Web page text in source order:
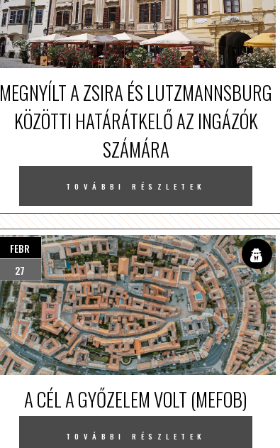
MEGNYÍLT A ZSIRA ÉS LUTZMANNSBURG
KÖZÖTTI HATÁRÁTKELŐ AZ INGÁZÓK
SZÁMÁRA
TOVÁBBI RÉSZLETEK
FEBR
27
A CÉL A GYŐZELEM VOLT (MEFOB)
TOVÁBBI RÉSZLETEK